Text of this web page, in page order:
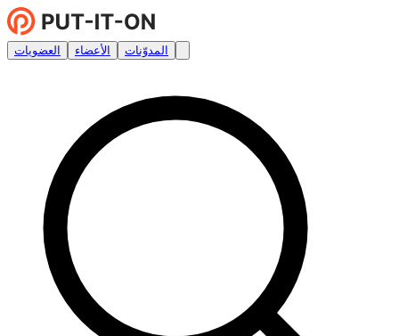
العضويات الأعضاء المدوّنات